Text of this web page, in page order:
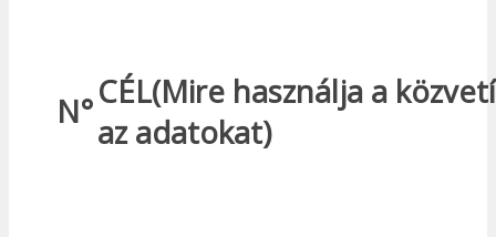
N°CÉL(Mire használja a
az adatokat)